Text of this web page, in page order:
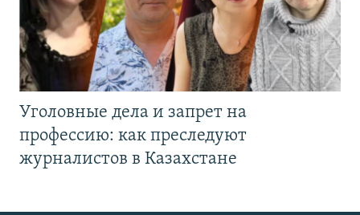
Уголовные дела и запрет на
профессию: как преследуют
журналистов в Казахстане